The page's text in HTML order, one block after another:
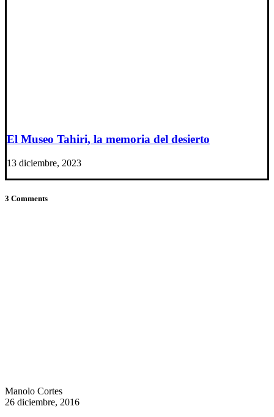
El Museo Tahiri, la memoria del desierto
13 diciembre, 2023
3 Comments
Manolo Cortes
26 diciembre, 2016